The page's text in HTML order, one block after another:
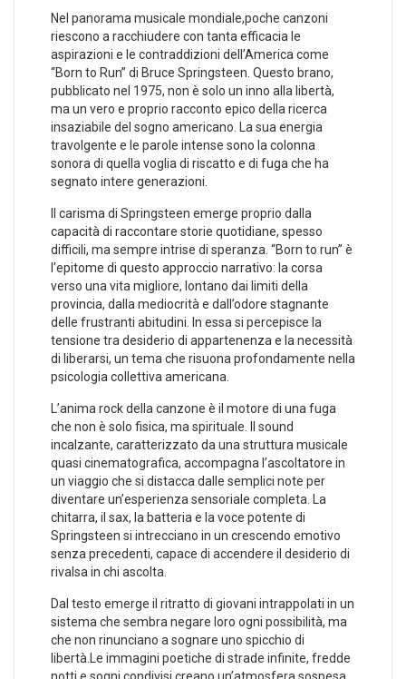
Nel panorama musicale‌ mondiale,poche canzoni
riescono a racchiudere con tanta efficacia le
aspirazioni e le contraddizioni dell’America come
“Born to Run” di Bruce‍ Springsteen. Questo brano,
pubblicato nel 1975, ​non è solo un inno alla libertà,
ma un⁣ vero e ⁢proprio racconto epico della ricerca
insaziabile del sogno americano.⁤ La sua⁢ energia
travolgente e le parole intense sono la colonna
sonora di quella voglia di riscatto e ‍di fuga che ha
segnato⁣ intere generazioni.
Il carisma di Springsteen⁣ emerge proprio dalla
capacità di⁢ raccontare storie​ quotidiane, spesso
difficili, ma ‍sempre intrise ⁢di speranza. “Born‌ to run” è
l’epitome di questo approccio narrativo: la corsa
verso una vita migliore, lontano dai limiti della
⁣provincia, dalla mediocrità e ‍dall’odore stagnante
delle frustranti⁢ abitudini. In essa si percepisce ​la
tensione⁤ tra desiderio di appartenenza e la necessità
di liberarsi, un tema che risuona profondamente nella
psicologia collettiva americana.
L’anima rock della canzone è​ il‌ motore di una fuga
che non è solo fisica, ⁢ma spirituale. Il sound
incalzante, caratterizzato da una struttura musicale
quasi cinematografica, accompagna ⁣l’ascoltatore in
un viaggio che si distacca dalle semplici note per
diventare un’esperienza sensoriale completa. La
chitarra, il sax, la batteria e la voce⁢ potente di
Springsteen si intrecciano in un crescendo emotivo
senza precedenti, capace di​ accendere ‌il desiderio di
⁢rivalsa in chi ascolta.
Dal testo emerge il ritratto di giovani​ intrappolati in un
sistema che sembra negare loro ogni possibilità, ma
che non rinunciano ⁤a sognare uno spicchio di
libertà.Le immagini poetiche di strade infinite, ⁣fredde